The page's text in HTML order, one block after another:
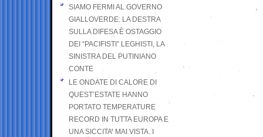
SIAMO FERMI AL GOVERNO
GIALLOVERDE: LA DESTRA
SULLA DIFESA È OSTAGGIO
DEI “PACIFISTI” LEGHISTI, LA
SINISTRA DEL PUTINIANO
CONTE
LE ONDATE DI CALORE DI
QUEST’ESTATE HANNO
PORTATO TEMPERATURE
RECORD IN TUTTA EUROPA E
UNA SICCITA’ MAI VISTA. I